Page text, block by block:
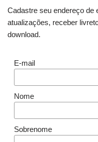
Cadastre seu endereço de
atualizações, receber
download.
E-mail
Nome
Sobrenome